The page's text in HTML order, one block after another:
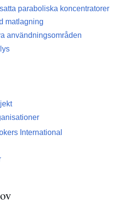
paraboliska koncentratorer
matlagning
användningsområden
International